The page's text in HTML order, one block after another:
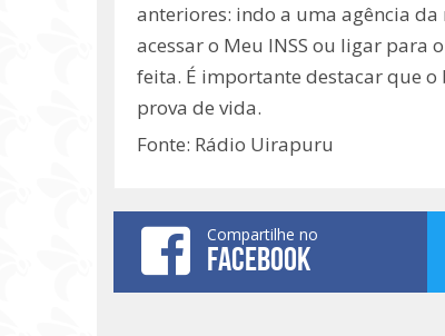
anteriores: indo a uma agência
acessar o Meu INSS ou ligar
feita. É importante destacar que
prova de vida.
Fonte: Rádio Uirapuru
Compartilhe no
FACEBOOK